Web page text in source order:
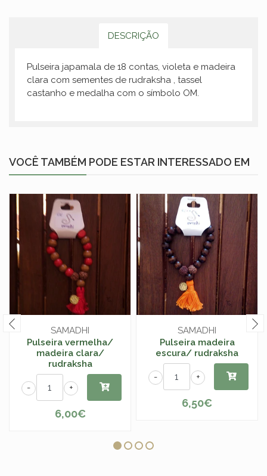
DESCRIÇÃO
Pulseira japamala de 18 contas, violeta e madeira
clara com sementes de rudraksha , tassel
castanho e medalha com o símbolo OM.
VOCÊ TAMBÉM PODE ESTAR INTERESSADO EM
SAMADHI
Pulseira vermelha/
madeira clara/
rudraksha
+
-
6,00€
SAMADHI
Pulseira madeira
escura/ rudraksha
+
-
6,50€